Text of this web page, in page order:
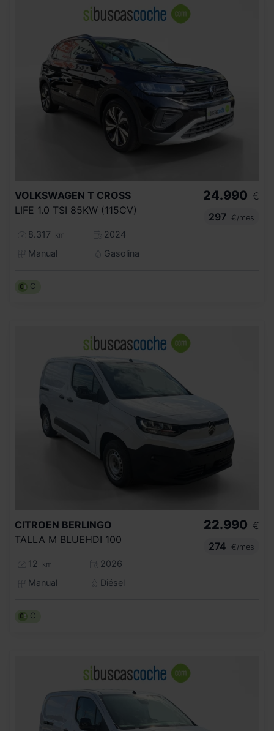
VOLKSWAGEN T CROSS
LIFE 1.0 TSI 85KW (115CV)
8.317 km
2024
Manual
Gasolina
24.990 €
297
€/mes
C
CITROEN BERLINGO
TALLA M BLUEHDI 100
12 km
2026
Manual
Diésel
22.990 €
274
€/mes
C